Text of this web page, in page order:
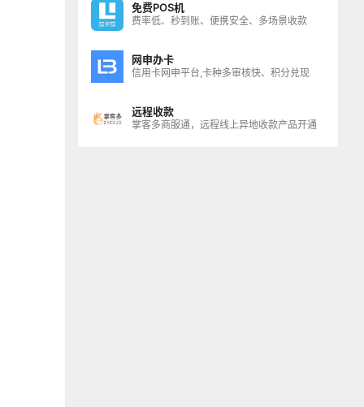
免费POS机
费率低、秒到账、便携安全、多场景收款
网申办卡
信用卡网申平台,卡种多审核快、积分兑现
远程收款
掌客多商服通，远程线上异地收款产品开通